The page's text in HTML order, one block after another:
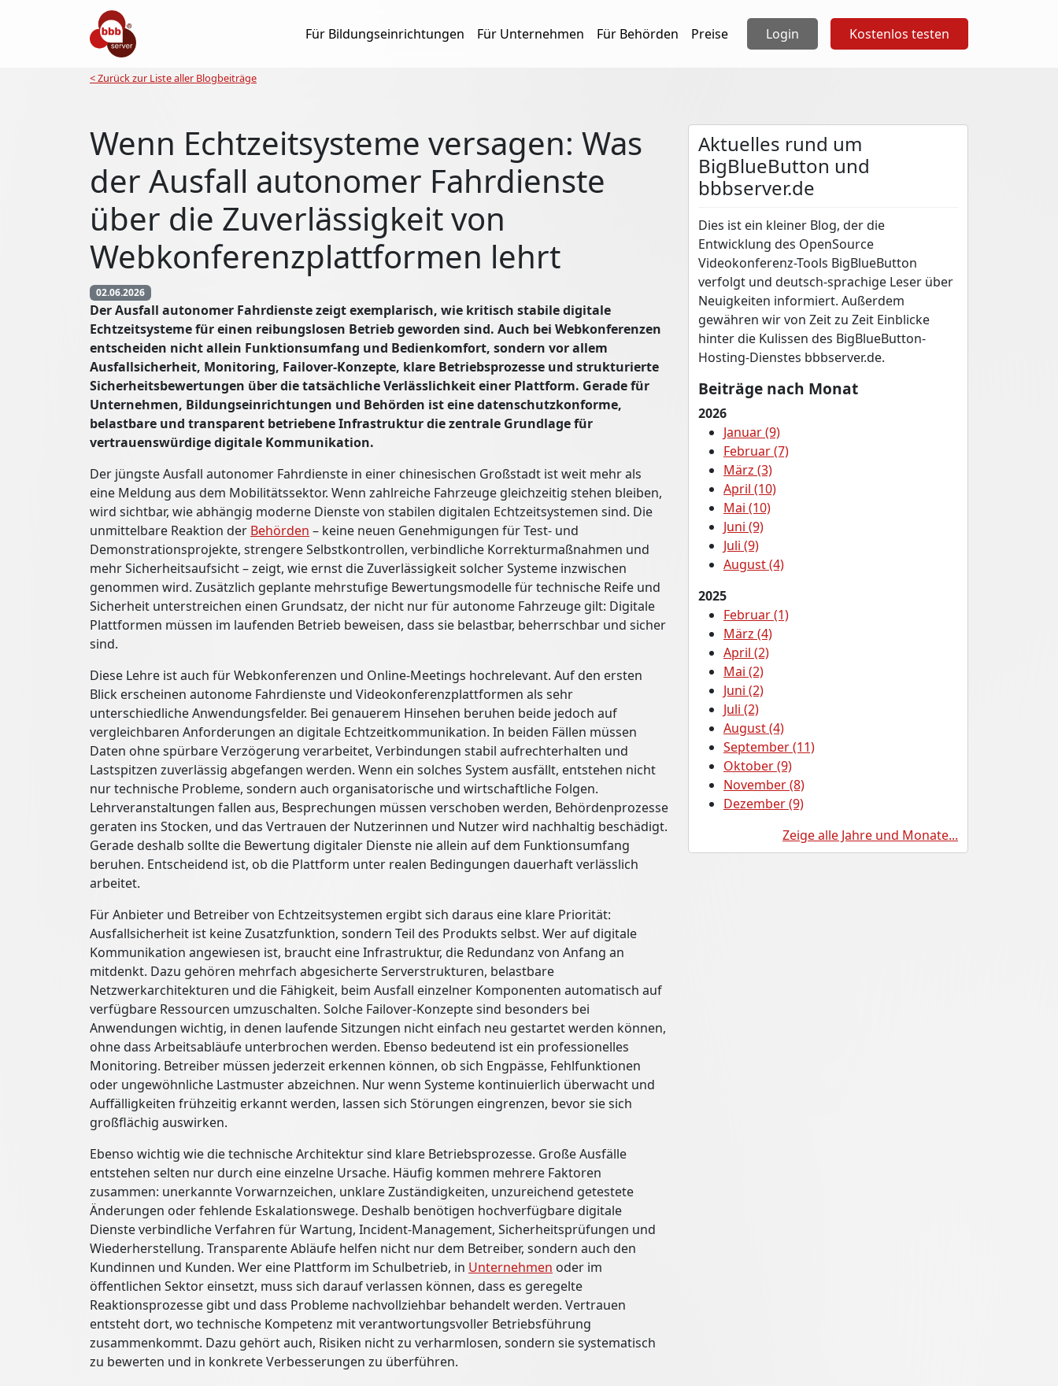
Für Bildungseinrichtungen Für Unternehmen Für Behörden Preise Login Kostenlos testen
< Zurück zur Liste aller Blogbeiträge
Wenn Echtzeitsysteme versagen: Was
der Ausfall autonomer Fahrdienste
über die Zuverlässigkeit von
Webkonferenzplattformen lehrt
02.06.2026
Der Ausfall autonomer Fahrdienste zeigt exemplarisch, wie kritisch stabile digitale
Echtzeitsysteme für einen reibungslosen Betrieb geworden sind. Auch bei Webkonferenzen
entscheiden nicht allein Funktionsumfang und Bedienkomfort, sondern vor allem
Ausfallsicherheit, Monitoring, Failover-Konzepte, klare Betriebsprozesse und strukturierte
Sicherheitsbewertungen über die tatsächliche Verlässlichkeit einer Plattform. Gerade für
Unternehmen, Bildungseinrichtungen und Behörden ist eine datenschutzkonforme,
belastbare und transparent betriebene Infrastruktur die zentrale Grundlage für
vertrauenswürdige digitale Kommunikation.
Der jüngste Ausfall autonomer Fahrdienste in einer chinesischen Großstadt ist weit mehr als
eine Meldung aus dem Mobilitätssektor. Wenn zahlreiche Fahrzeuge gleichzeitig stehen bleiben,
wird sichtbar, wie abhängig moderne Dienste von stabilen digitalen Echtzeitsystemen sind. Die
unmittelbare Reaktion der Behörden – keine neuen Genehmigungen für Test- und
Demonstrationsprojekte, strengere Selbstkontrollen, verbindliche Korrekturmaßnahmen und
mehr Sicherheitsaufsicht – zeigt, wie ernst die Zuverlässigkeit solcher Systeme inzwischen
genommen wird. Zusätzlich geplante mehrstufige Bewertungsmodelle für technische Reife und
Sicherheit unterstreichen einen Grundsatz, der nicht nur für autonome Fahrzeuge gilt: Digitale
Plattformen müssen im laufenden Betrieb beweisen, dass sie belastbar, beherrschbar und sicher
sind.
Diese Lehre ist auch für Webkonferenzen und Online-Meetings hochrelevant. Auf den ersten
Blick erscheinen autonome Fahrdienste und Videokonferenzplattformen als sehr
unterschiedliche Anwendungsfelder. Bei genauerem Hinsehen beruhen beide jedoch auf
vergleichbaren Anforderungen an digitale Echtzeitkommunikation. In beiden Fällen müssen
Daten ohne spürbare Verzögerung verarbeitet, Verbindungen stabil aufrechterhalten und
Lastspitzen zuverlässig abgefangen werden. Wenn ein solches System ausfällt, entstehen nicht
nur technische Probleme, sondern auch organisatorische und wirtschaftliche Folgen.
Lehrveranstaltungen fallen aus, Besprechungen müssen verschoben werden, Behördenprozesse
geraten ins Stocken, und das Vertrauen der Nutzerinnen und Nutzer wird nachhaltig beschädigt.
Gerade deshalb sollte die Bewertung digitaler Dienste nie allein auf dem Funktionsumfang
beruhen. Entscheidend ist, ob die Plattform unter realen Bedingungen dauerhaft verlässlich
arbeitet.
Für Anbieter und Betreiber von Echtzeitsystemen ergibt sich daraus eine klare Priorität:
Ausfallsicherheit ist keine Zusatzfunktion, sondern Teil des Produkts selbst. Wer auf digitale
Kommunikation angewiesen ist, braucht eine Infrastruktur, die Redundanz von Anfang an
mitdenkt. Dazu gehören mehrfach abgesicherte Serverstrukturen, belastbare
Netzwerkarchitekturen und die Fähigkeit, beim Ausfall einzelner Komponenten automatisch auf
verfügbare Ressourcen umzuschalten. Solche Failover-Konzepte sind besonders bei
Anwendungen wichtig, in denen laufende Sitzungen nicht einfach neu gestartet werden können,
ohne dass Arbeitsabläufe unterbrochen werden. Ebenso bedeutend ist ein professionelles
Monitoring. Betreiber müssen jederzeit erkennen können, ob sich Engpässe, Fehlfunktionen
oder ungewöhnliche Lastmuster abzeichnen. Nur wenn Systeme kontinuierlich überwacht und
Auffälligkeiten frühzeitig erkannt werden, lassen sich Störungen eingrenzen, bevor sie sich
großflächig auswirken.
Ebenso wichtig wie die technische Architektur sind klare Betriebsprozesse. Große Ausfälle
entstehen selten nur durch eine einzelne Ursache. Häufig kommen mehrere Faktoren
zusammen: unerkannte Vorwarnzeichen, unklare Zuständigkeiten, unzureichend getestete
Änderungen oder fehlende Eskalationswege. Deshalb benötigen hochverfügbare digitale
Dienste verbindliche Verfahren für Wartung, Incident-Management, Sicherheitsprüfungen und
Wiederherstellung. Transparente Abläufe helfen nicht nur dem Betreiber, sondern auch den
Kundinnen und Kunden. Wer eine Plattform im Schulbetrieb, in Unternehmen oder im
öffentlichen Sektor einsetzt, muss sich darauf verlassen können, dass es geregelte
Reaktionsprozesse gibt und dass Probleme nachvollziehbar behandelt werden. Vertrauen
entsteht dort, wo technische Kompetenz mit verantwortungsvoller Betriebsführung
zusammenkommt. Dazu gehört auch, Risiken nicht zu verharmlosen, sondern sie systematisch
zu bewerten und in konkrete Verbesserungen zu überführen.
Aktuelles rund um
BigBlueButton und
bbbserver.de
Dies ist ein kleiner Blog, der die
Entwicklung des OpenSource
Videokonferenz-Tools BigBlueButton
verfolgt und deutsch-sprachige Leser über
Neuigkeiten informiert. Außerdem
gewähren wir von Zeit zu Zeit Einblicke
hinter die Kulissen des BigBlueButton-
Hosting-Dienstes bbbserver.de.
Beiträge nach Monat
2026
Januar (9)
Februar (7)
März (3)
April (10)
Mai (10)
Juni (9)
Juli (9)
August (4)
2025
Februar (1)
März (4)
April (2)
Mai (2)
Juni (2)
Juli (2)
August (4)
September (11)
Oktober (9)
November (8)
Dezember (9)
Zeige alle Jahre und Monate...